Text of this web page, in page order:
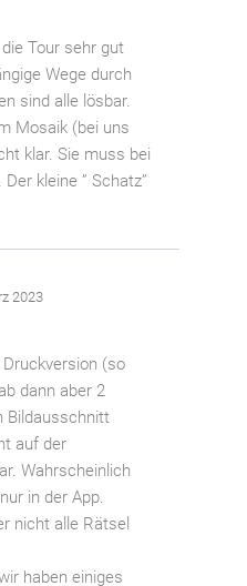
Tour sehr gut
Wege durch
sind alle lösbar.
Mosaik (bei uns
klar. Sie muss bei
kleine ” Schatz”
2023
(so
dann aber 2
Bildausschnitt
auf der
Wahrscheinlich
in der App.
nicht alle Rätsel
haben einiges